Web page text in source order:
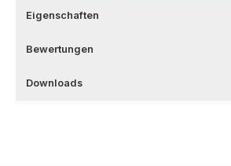
Eigenschaften
Bewertungen
Downloads